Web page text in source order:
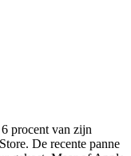
procent van zijn
De recente panne